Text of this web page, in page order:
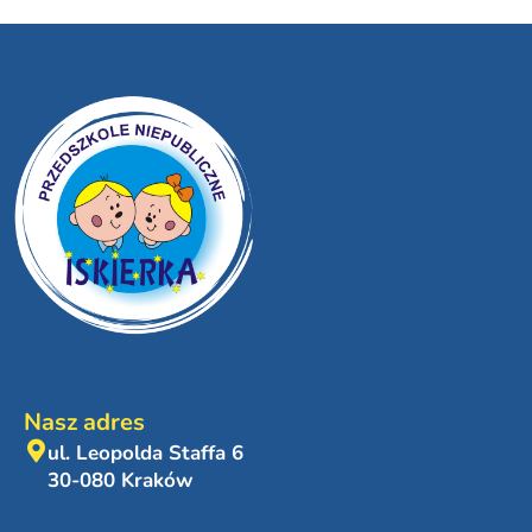
Nasz adres
ul. Leopolda Staffa 6
30-080 Kraków